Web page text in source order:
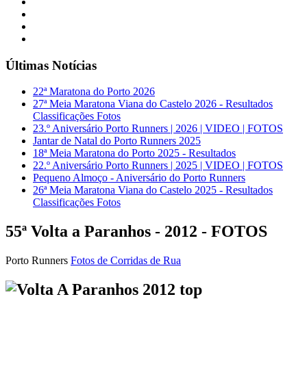
Últimas Notícias
22ª Maratona do Porto 2026
27ª Meia Maratona Viana do Castelo 2026 - Resultados
Classificações Fotos
23.º Aniversário Porto Runners | 2026 | VIDEO | FOTOS
Jantar de Natal do Porto Runners 2025
18ª Meia Maratona do Porto 2025 - Resultados
22.º Aniversário Porto Runners | 2025 | VIDEO | FOTOS
Pequeno Almoço - Aniversário do Porto Runners
26ª Meia Maratona Viana do Castelo 2025 - Resultados
Classificações Fotos
55ª Volta a Paranhos - 2012 - FOTOS
Porto Runners Fotos de Corridas de Rua